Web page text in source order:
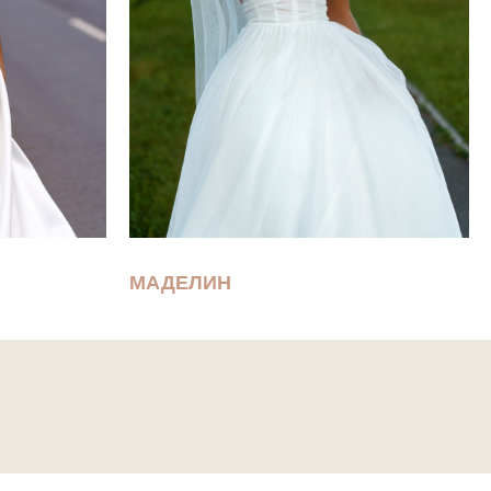
МАДЕЛИН